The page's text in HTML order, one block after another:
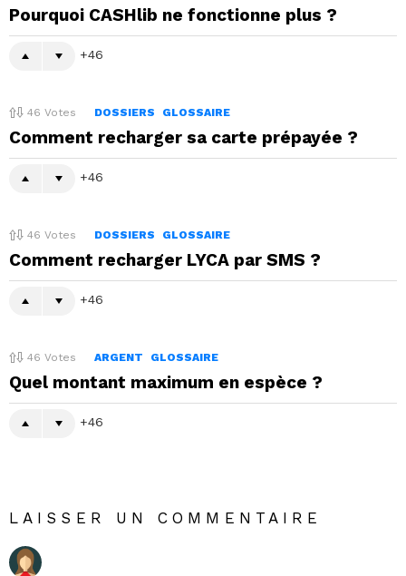
Pourquoi CASHlib ne fonctionne plus ?
46
46 Votes DOSSIERS GLOSSAIRE
Comment recharger sa carte prépayée ?
46
46 Votes DOSSIERS GLOSSAIRE
Comment recharger LYCA par SMS ?
46
46 Votes ARGENT GLOSSAIRE
Quel montant maximum en espèce ?
46
LAISSER UN COMMENTAIRE